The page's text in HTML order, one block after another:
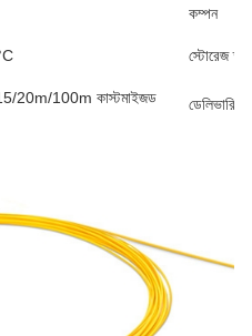
কম্পন
স্টোরেজ
20m/100m কাস্টমাইজড
ডেলিভারি